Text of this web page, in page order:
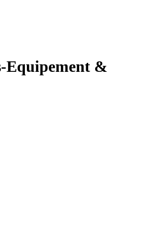
Equipement &